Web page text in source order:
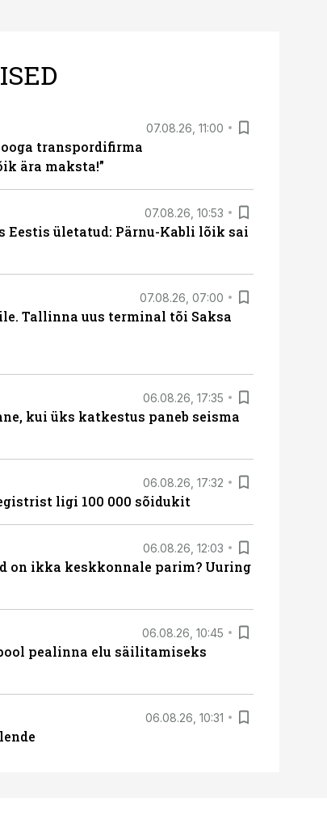
07.08.26, 11:00
transpordifirma
ära maksta!”
07.08.26, 10:53
ületatud: Pärnu-Kabli lõik sai
07.08.26, 07:00
Tallinna uus terminal tõi Saksa
06.08.26, 17:35
kui üks katkestus paneb seisma
06.08.26, 17:32
ligi 100 000 sõidukit
06.08.26, 12:03
on ikka keskkonnale parim? Uuring
06.08.26, 10:45
pealinna elu säilitamiseks
06.08.26, 10:31